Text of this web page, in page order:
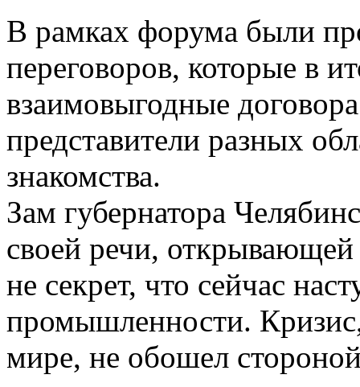
В рамках форума были
переговоров, которые в
взаимовыгодные
представители разных
знакомства.
Зам губернатора
своей речи,
не секрет, что сейчас
промышленности.
мире, не обошел